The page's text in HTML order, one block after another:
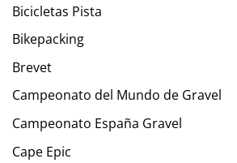
Bicicletas Pista
Bikepacking
Brevet
Campeonato del Mundo de Gravel
Campeonato España Gravel
Cape Epic